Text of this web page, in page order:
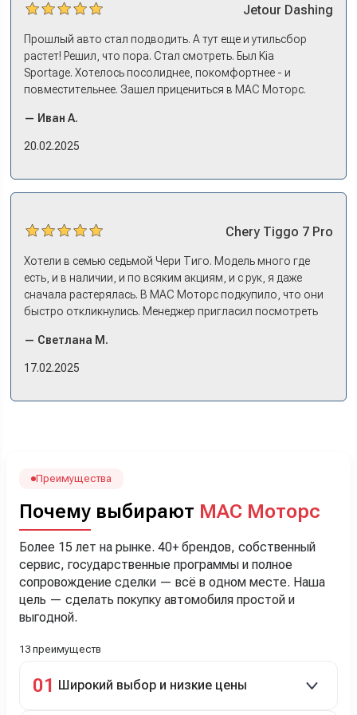
Jetour Dashing
Прошлый авто стал подводить. А тут еще и утильсбор
растет! Решил, что пора. Стал смотреть. Был Kia
Sportage. Хотелось посолиднее, покомфортнее - и
повместительнее. Зашел прицениться в МАС Моторс.
и прям мое! Даже не скажешь, что «китаец». Прям не
вылезая из него и порешали. Спортэйдж в трейд-ин
— Иван А.
20.02.2025
Chery Tiggo 7 Pro
Хотели в семью седьмой Чери Тиго. Модель много где
есть, и в наличии, и по всяким акциям, и с рук, я даже
сначала растерялась. В МАС Моторс подкупило, что они
быстро откликнулись. Менеджер пригласил посмотреть
примериться. Нам тут недалеко, пришли в салон - и в тот
же день купили машину! Неожиданно, но довольны! Все
менеджеру Сергею, профессионал своего дела!
— Светлана М.
17.02.2025
Преимущества
Почему выбирают МАС Моторс
Более 15 лет на рынке. 40+ брендов, собственный
сервис, государственные программы и полное
сопровождение сделки — всё в одном месте. Наша
цель — сделать покупку автомобиля простой и
выгодной.
13 преимуществ
01 Широкий выбор и низкие цены